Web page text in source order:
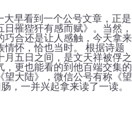
早看到一个公号文章，正是
罹狴犴有感而赋》。当然，
巧合还是让人感触，今天拿来
怀，恰也当时。 根据诗题
五日之间，是文天祥被俘之
，更也能看的到他百端交集的
大陆》，微信公号有称《望
，一并兴起拿来读了一读。